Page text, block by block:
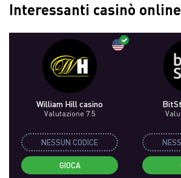
Interessanti casinò
William Hill casino
Valutazione 7.5
NESSUN CODICE
GIOCA